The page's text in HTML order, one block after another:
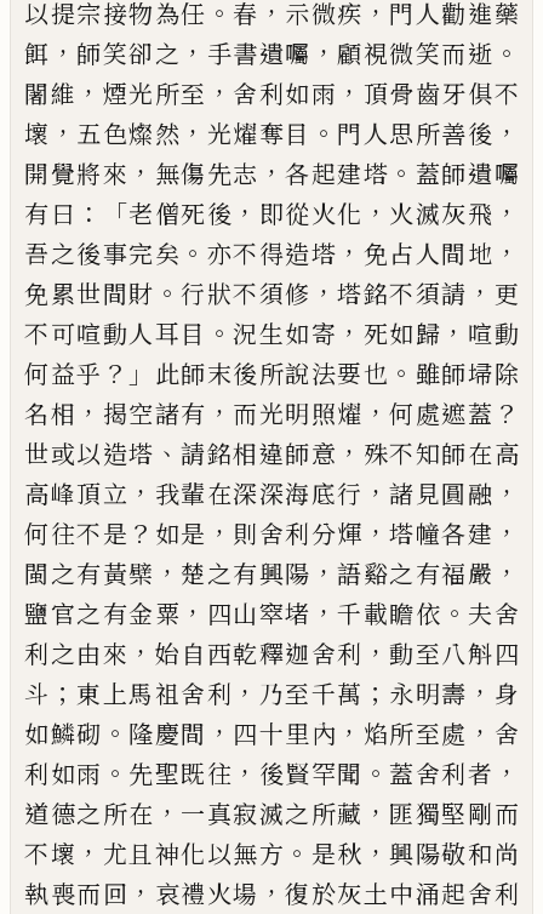
以提宗接物為任 。 春 ， 示微疾 ， 門人勸進藥
餌 ， 師笑卻之 ， 手書遺囑 ， 顧視微笑而逝 。
闍維 ， 煙光所至 ， 舍利如雨 ， 頂骨齒牙俱不
壞 ， 五色燦然 ， 光燿奪目 。 門人思所善後 ，
開覺將來 ， 無傷先志 ，各起建塔 。 蓋師遺囑
有曰 ：「老僧死後 ， 即從火化 ， 火滅灰飛 ，
吾之後事完矣 。 亦不得造塔 ， 免占人間地 ，
免累世間財 。行狀不須修 ，塔銘不須請 ， 更
不可喧動人耳目 。況生如寄 ， 死如歸 ， 喧動
何益乎 ？」 此師末後所說法要也 。 雖師埽除
名相 ， 揭空諸有 ， 而光明照燿 ，何處遮蓋 ？
世或以造塔 、請銘相違師意 ， 殊不知師在高
高峰頂立 ， 我輩在深深海底行 ，諸見圓融 ，
何往不是 ？ 如是 ， 則舍利分煇 ，塔幢各建 ，
閩之有黃檗 ， 楚之有興陽 ，語谿之有福嚴 ，
鹽官之有金粟 ， 四山窣堵 ，千載瞻依 。 夫舍
利之由來 ， 始自西乾釋迦舍利 ，動至八斛四
斗 ； 東上馬祖舍利 ， 乃至千萬 ； 永明壽 ， 身
如鱗砌 。 隆慶間 ， 四十里內 ， 焰所至處 ， 舍
利如雨 。 先聖既往 ， 後賢罕聞 。 蓋舍利者 ，
道德之所在 ， 一真寂滅之所藏 ， 匪獨堅剛而
不壞 ， 尤且神化以無方 。 是秋 ，興陽敬和尚
執喪而回 ， 哀禮火場 ，復於灰土中涌起舍利